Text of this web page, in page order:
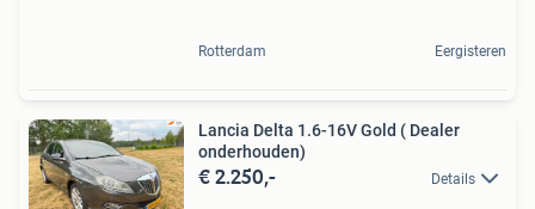
Rotterdam Eergisteren
Lancia Delta 1.6-16V Gold ( Dealer
onderhouden)
€ 2.250,- Details